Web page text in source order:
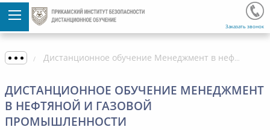
Заказать звонок
Дистанционное обучение Менеджмент в нефтяной и газовой промышленности
ДИСТАНЦИОННОЕ ОБУЧЕНИЕ МЕНЕДЖМЕНТ
В НЕФТЯНОЙ И ГАЗОВОЙ
ПРОМЫШЛЕННОСТИ